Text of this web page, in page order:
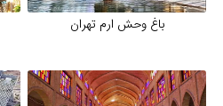
باغ وحش ارم تهران